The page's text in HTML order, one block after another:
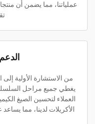
عملياتنا، مما يضمن أن
الدعم
من الاستشارة الأولية إلى
يغطي جميع مراحل
العملاء لتحسين الصيغ
الأكريلات لدينا، مما يساعد